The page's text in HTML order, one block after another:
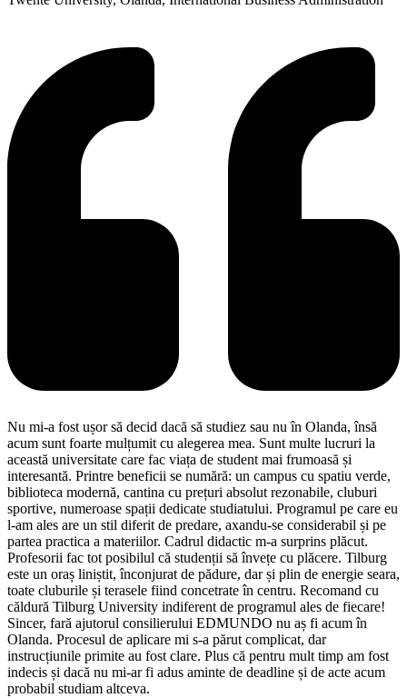
Nu mi-a fost ușor să decid dacă să studiez sau nuîn Olanda,însă
acum sunt foarte mulțumit cu alegerea mea. Sunt multe lucruri la
această universitate care fac viața de student mai frumoasă și
interesantă. Printre beneficii se numără: un campus cu spatiu verde,
biblioteca modernă, cantina cu prețuri absolut rezonabile, cluburi
sportive, numeroase spații dedicate studiatului. Programul pe care eu
l-am ales are un stil diferit de predare, axandu-se considerabil și pe
partea practica a materiilor. Cadrul didactic m-a surprins plăcut.
Profesorii fac tot posibilul că studenții să învețe cu plăcere. Tilburg
este un oraș liniștit,înconjurat de pădure, darși plin de energie seara,
toate cluburile și terasele fiind concetrateîn centru. Recomand cu
căldură Tilburg University indiferent de programul ales de fiecare!
Sincer, fară ajutorul consilierului EDMUNDO nu aș fi acumîn
Olanda. Procesul de aplicare mi s-a părut complicat, dar
instrucțiunile primite au fost clare. Plus că pentru mult timp am fost
indecis și dacă nu mi-ar fi adus aminte de deadline și de acte acum
probabil studiam altceva.